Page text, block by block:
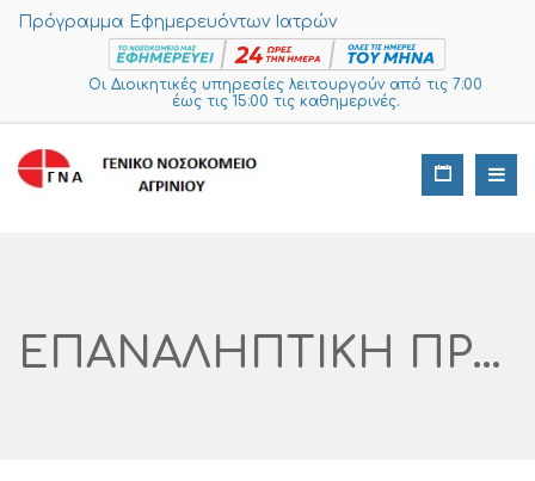
Πρόγραμμα Εφημερευόντων Ιατρών
Οι Διοικητικές υπηρεσίες λειτουργούν από τις 7:00
έως τις 15:00 τις καθημερινές.
ΕΠΑΝΑΛΗΠΤΙΚΗ ΠΡΟΣΚΛΗΣΗ ΕΚΔΗΛΩΣΗΣ ΕΝΔΙΑΦΕΡΟΝΤΟΣ ΓΙΑ ΤΗΝ ΠΡΟΜΗΘΕΙΑ SERVER ΓΙΑ ΤΟ ΤΜΗΜΑ ΑΙΜΟΔΟΣΙΑΣ ΑΡ. ΔΙΑΓΩΝΙΣΜΟΥ I SUPPLIES: 470 -2024